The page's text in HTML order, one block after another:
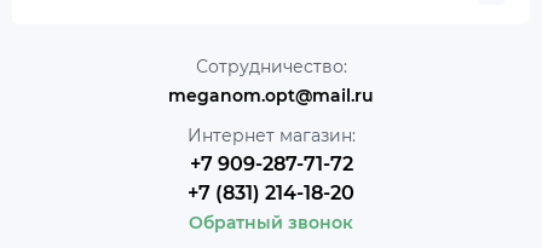
Сотрудничество:
meganom.opt@mail.ru
Интернет магазин:
+7 909-287-71-72
+7 (831) 214-18-20
Обратный звонок